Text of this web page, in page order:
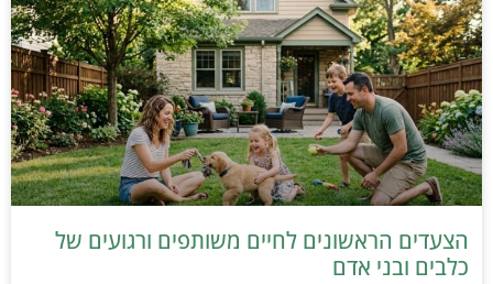
הצעדים הראשונים לחיים משותפים ורגועים של
כלבים ובני אדם